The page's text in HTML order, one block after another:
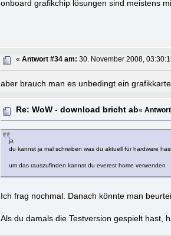
onboard grafikchip lösungen sind meistens
«Antwort #34 am: 30. November 2008,
aber brauch man es unbedingt ein
Re: WoW - download bricht ab«
ja
du kannst ja mal schreiben was du aktuell für hardware
um das rauszufinden kannst du everest home verwenden
Ich frag nochmal. Danach könnte man
Als du damals die Testversion gespielt hast,